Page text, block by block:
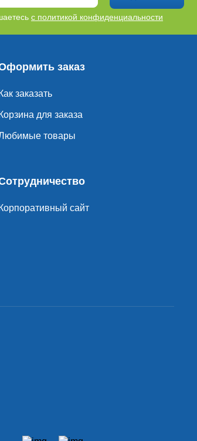
с политикой конфиденциальности
заказ
Как заказать
Корзина для заказа
товары
Корпоративный сайт